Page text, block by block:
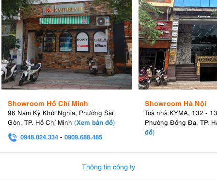
Showroom Hồ Chí Minh
96 Nam Kỳ Khởi Nghĩa, Phường Sài
Gòn, TP. Hồ Chí Minh (Xem bản đồ)
0948.024.334 - 0909.688.485
Showroom Hà Nội
Toà nhà KYMA, 132 -
Phường Đống Đa, TP.
đồ)
Thông tin công ty